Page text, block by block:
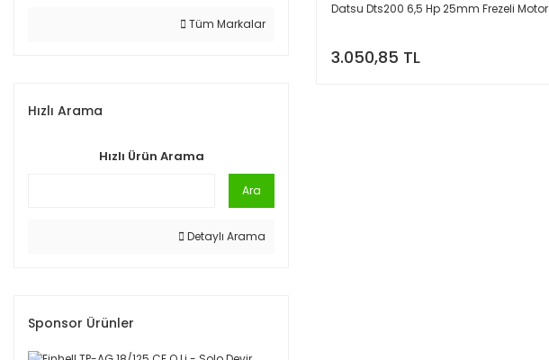
Tüm Markalar
Hızlı Arama
Hızlı Ürün Arama
Ara
Detaylı Arama
Sponsor Ürünler
Datsu Dts200 6,5 Hp 25mm Frezeli Motor
3.050,85 TL